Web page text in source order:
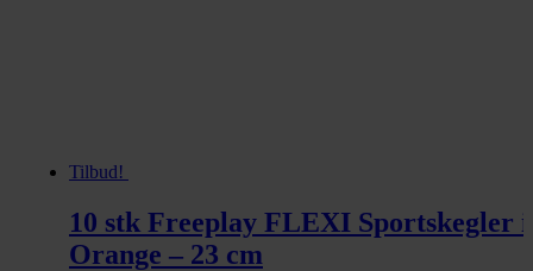
Tilbud!
10 stk Freeplay FLEXI Sportskegler i
Orange – 23 cm